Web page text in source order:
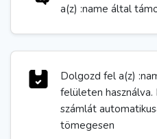
a(z) :name által
Dolgozd fel a(z)
felületen
számlát
tömegesen